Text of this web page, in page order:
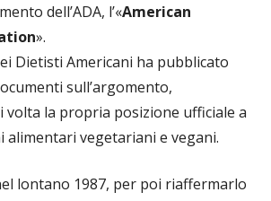
dell’ADA, l’«American
».
Dietisti Americani ha pubblicato
sull’argomento,
volta la propria posizione ufficiale a
alimentari vegetariani e vegani.
lontano 1987, per poi riaffermarlo